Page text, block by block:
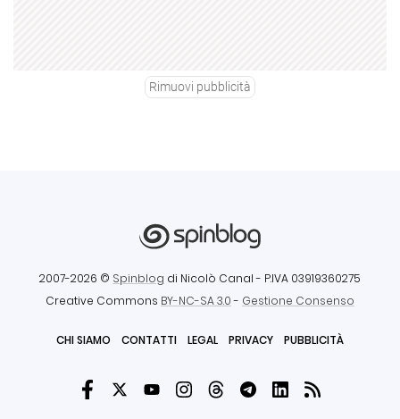
Rimuovi pubblicità
2007-2026 © Spinblog di Nicolò Canal - P.IVA 03919360275
Creative Commons BY-NC-SA 3.0- Gestione Consenso
CHI SIAMO CONTATTI LEGAL PRIVACY PUBBLICITÀ